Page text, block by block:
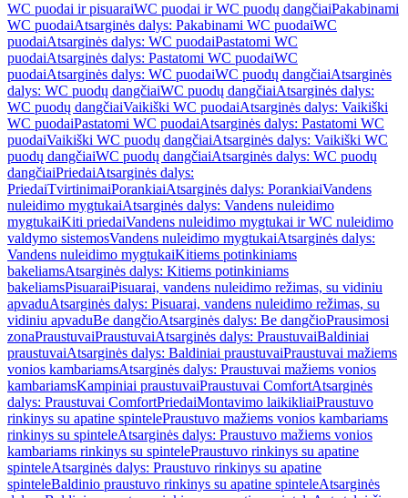
WC puodai ir pisuaraiWC puodai ir WC puodų dangčiaiPakabinami
WC puodaiAtsarginės dalys: Pakabinami WC puodaiWC
puodaiAtsarginės dalys: WC puodaiPastatomi WC
puodaiAtsarginės dalys: Pastatomi WC puodaiWC
puodaiAtsarginės dalys: WC puodaiWC puodų dangčiaiAtsarginės
dalys: WC puodų dangčiaiWC puodų dangčiaiAtsarginės dalys:
WC puodų dangčiaiVaikiški WC puodaiAtsarginės dalys: Vaikiški
WC puodaiPastatomi WC puodaiAtsarginės dalys: Pastatomi WC
puodaiVaikiški WC puodų dangčiaiAtsarginės dalys: Vaikiški WC
puodų dangčiaiWC puodų dangčiaiAtsarginės dalys: WC puodų
dangčiaiPriedaiAtsarginės dalys:
PriedaiTvirtinimaiPorankiaiAtsarginės dalys: PorankiaiVandens
nuleidimo mygtukaiAtsarginės dalys: Vandens nuleidimo
mygtukaiKiti priedaiVandens nuleidimo mygtukai ir WC nuleidimo
valdymo sistemosVandens nuleidimo mygtukaiAtsarginės dalys:
Vandens nuleidimo mygtukaiKitiems potinkiniams
bakeliamsAtsarginės dalys: Kitiems potinkiniams
bakeliamsPisuaraiPisuarai, vandens nuleidimo režimas, su vidiniu
apvaduAtsarginės dalys: Pisuarai, vandens nuleidimo režimas, su
vidiniu apvaduBe dangčioAtsarginės dalys: Be dangčioPrausimosi
zonaPraustuvaiPraustuvaiAtsarginės dalys: PraustuvaiBaldiniai
praustuvaiAtsarginės dalys: Baldiniai praustuvaiPraustuvai mažiems
vonios kambariamsAtsarginės dalys: Praustuvai mažiems vonios
kambariamsKampiniai praustuvaiPraustuvai ComfortAtsarginės
dalys: Praustuvai ComfortPriedaiMontavimo laikikliaiPraustuvo
rinkinys su apatine spintelePraustuvo mažiems vonios kambariams
rinkinys su spinteleAtsarginės dalys: Praustuvo mažiems vonios
kambariams rinkinys su spintelePraustuvo rinkinys su apatine
spinteleAtsarginės dalys: Praustuvo rinkinys su apatine
spinteleBaldinio praustuvo rinkinys su apatine spinteleAtsarginės